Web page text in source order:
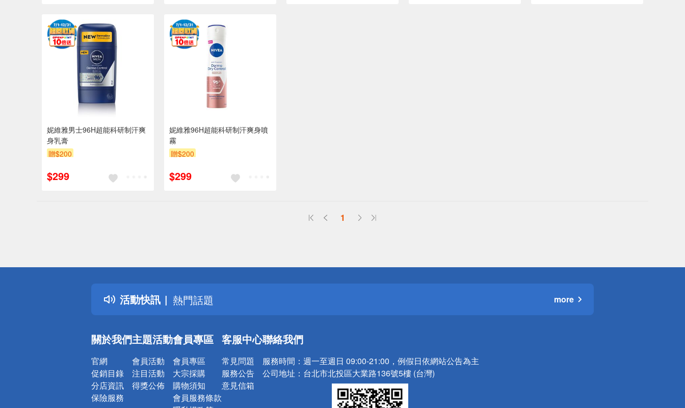
妮維雅男士96H超能科研制汗爽
身乳膏
贈$200
$299
妮維雅96H超能科研制汗爽身噴
霧
贈$200
$299
1
活動快訊
詐騙網頁！請小心！
得獎公告
熱門話題
銀行優惠
詐騙網頁！請小心！
more
關於我們
官網
促銷目錄
分店資訊
保險服務
主題活動
會員活動
注目活動
得獎公佈
會員專區
會員專區
大宗採購
購物須知
會員服務條款
客服中心
常見問題
服務公告
意見信箱
聯絡我們
服務時間： 週一至週日 09:00-21:00，例假日依網站公告為主
公司地址： 台北市北投區大業路136號5樓 (台灣)